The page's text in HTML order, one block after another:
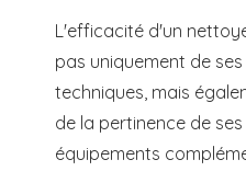
L'efficacité d'un
pas uniquement de
techniques, mais
de la pertinence de
équipements